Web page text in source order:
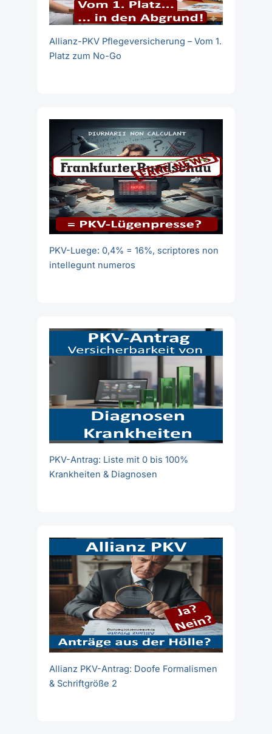
Allianz-PKV Pflegeversicherung – Vom 1.
Platz zum No-Go
PKV-Luege: 0,4% = 16%, scriptores non
intellegunt numeros
PKV-Antrag: Liste mit 0 bis 100%
Krankheiten & Diagnosen
Allianz PKV-Antrag: Doofe Formalismen
& Schriftgröße 2